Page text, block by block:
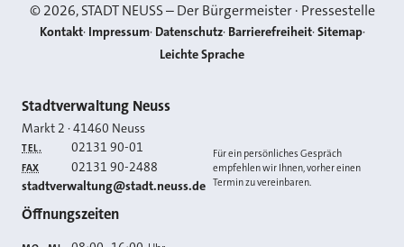
©2026, STADT NEUSS – Der Bürgermeister · Pressestelle
Kontakt Impressum Datenschutz Barrierefreiheit Sitemap
Leichte Sprache
Kontakt
Stadtverwaltung Neuss
Markt 2 ·41460 Neuss
TEL. 02131 90-01
FAX 02131 90-2488
E-MAIL
stadtverwaltung@stadt.neuss.de
Für ein persönliches Gespräch
empfehlen wir Ihnen, vorher einen
Termin zu vereinbaren.
Öffnungszeiten